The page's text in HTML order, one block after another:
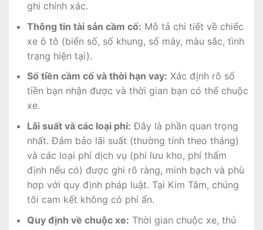
ghi chính xác.
Thông tin tài sản cầm cố: Mô tả chi tiết về chiếc
xe ô tô (biển số, số khung, số máy, màu sắc, tình
trạng hiện tại).
Số tiền cầm cố và thời hạn vay: Xác định rõ số
tiền bạn nhận được và thời gian bạn có thể chuộc
xe.
Lãi suất và các loại phí: Đây là phần quan trọng
nhất. Đảm bảo lãi suất (thường tính theo tháng)
và các loại phí dịch vụ (phí lưu kho, phí thẩm
định nếu có) được ghi rõ ràng, minh bạch và phù
hợp với quy định pháp luật. Tại Kim Tâm, chúng
tôi cam kết không có phí ẩn.
Quy định về chuộc xe: Thời gian chuộc xe, thủ